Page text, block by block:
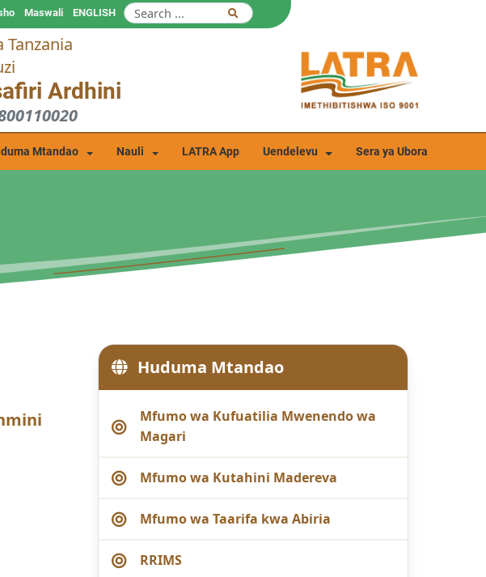
ENGLISH
Maswali
Ardhini
Mtandao Nauli LATRA App Uendelevu Sera ya Ubora
Huduma Mtandao
Mfumo wa Kufuatilia Mwenendo wa
Magari
Mfumo wa Kutahini Madereva
Mfumo wa Taarifa kwa Abiria
RRIMS